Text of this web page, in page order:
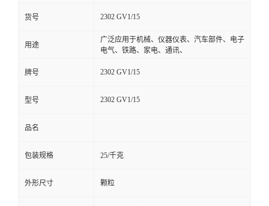
货号 2302 GV1/15
用途
广泛应用于机械、仪器仪表、汽车部件、电子
电气、铁路、家电、通讯、
牌号 2302 GV1/15
型号 2302 GV1/15
品名
包装规格 25/千克
外形尺寸 颗粒